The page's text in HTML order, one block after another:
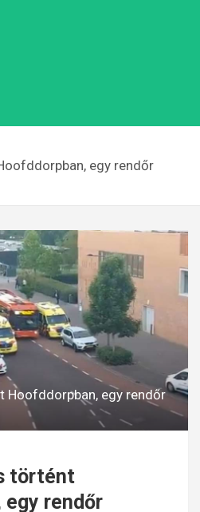
egy rendőr
Hoofddorpban, egy rendőr
történt
egy rendőr